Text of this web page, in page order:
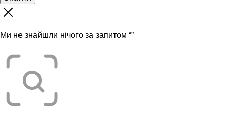
Ми не знайшли нічого за запитом “”